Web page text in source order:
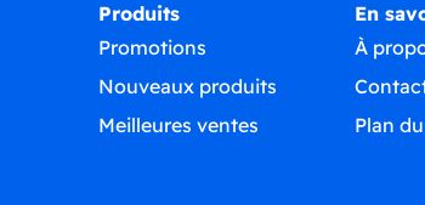
Produits
Promotions
Nouveaux produits
Meilleures ventes
En
À
Plan